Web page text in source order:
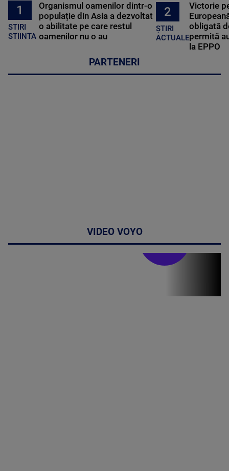
1
STIRI
STIINTA
Organismul oamenilor dintr-o
populație din Asia a dezvoltat
o abilitate pe care restul
oamenilor nu o au
2
ȘTIRI
ACTUALE
Victorie
obligată
permită
la EPPO
PARTENERI
VIDEO VOYO